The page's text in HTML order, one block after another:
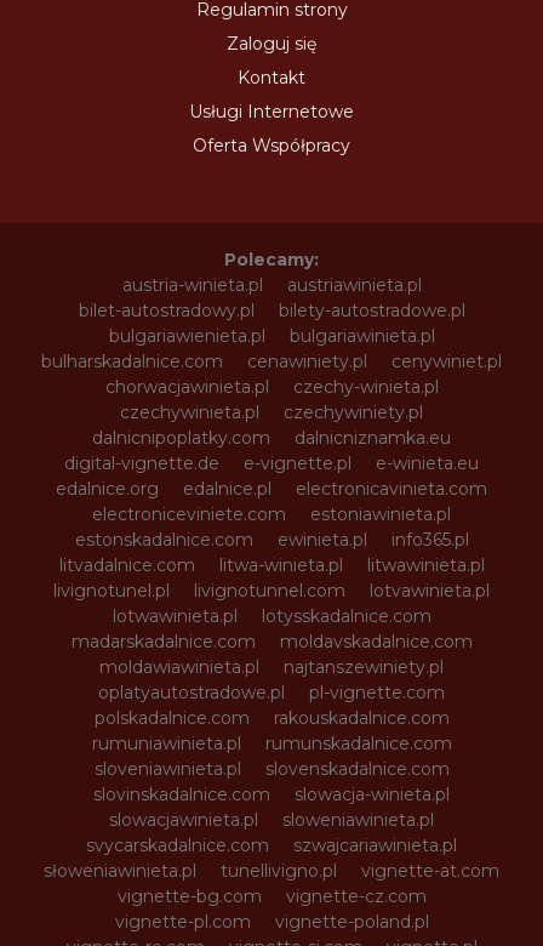
Regulamin strony
Zaloguj się
Kontakt
Usługi Internetowe
Oferta Współpracy
Polecamy:
austria-winieta.pl
austriawinieta.pl
bilet-autostradowy.pl
bilety-autostradowe.pl
bulgariawienieta.pl
bulgariawinieta.pl
bulharskadalnice.com
cenawiniety.pl
cenywiniet.pl
chorwacjawinieta.pl
czechy-winieta.pl
czechywinieta.pl
czechywiniety.pl
dalnicnipoplatky.com
dalnicniznamka.eu
digital-vignette.de
e-vignette.pl
e-winieta.eu
edalnice.org
edalnice.pl
electronicavinieta.com
electroniceviniete.com
estoniawinieta.pl
estonskadalnice.com
ewinieta.pl
info365.pl
litvadalnice.com
litwa-winieta.pl
litwawinieta.pl
livignotunel.pl
livignotunnel.com
lotvawinieta.pl
lotwawinieta.pl
lotysskadalnice.com
madarskadalnice.com
moldavskadalnice.com
moldawiawinieta.pl
najtanszewiniety.pl
oplatyautostradowe.pl
pl-vignette.com
polskadalnice.com
rakouskadalnice.com
rumuniawinieta.pl
rumunskadalnice.com
sloveniawinieta.pl
slovenskadalnice.com
slovinskadalnice.com
slowacja-winieta.pl
slowacjawinieta.pl
sloweniawinieta.pl
svycarskadalnice.com
szwajcariawinieta.pl
słoweniawinieta.pl
tunellivigno.pl
vignette-at.com
vignette-bg.com
vignette-cz.com
vignette-pl.com
vignette-poland.pl